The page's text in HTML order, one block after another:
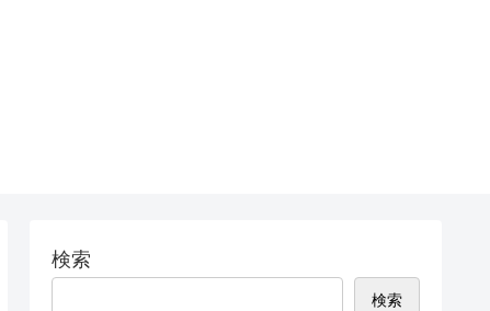
検索
検索